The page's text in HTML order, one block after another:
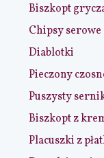
Biszkopt
Chipsy serowe
Diablotki
Pieczony
Puszysty
Biszkopt z
Placuszki z